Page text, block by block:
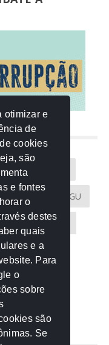
CGU
MPE-MT
MT PGR
otimizar e
de
cookies
são
e fontes
o
destes
quais
e a
Para
o
sobre
são
Se